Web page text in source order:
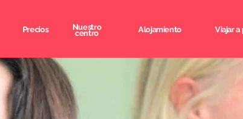
Precios Nuestro
centro Alojamiento Viajar a